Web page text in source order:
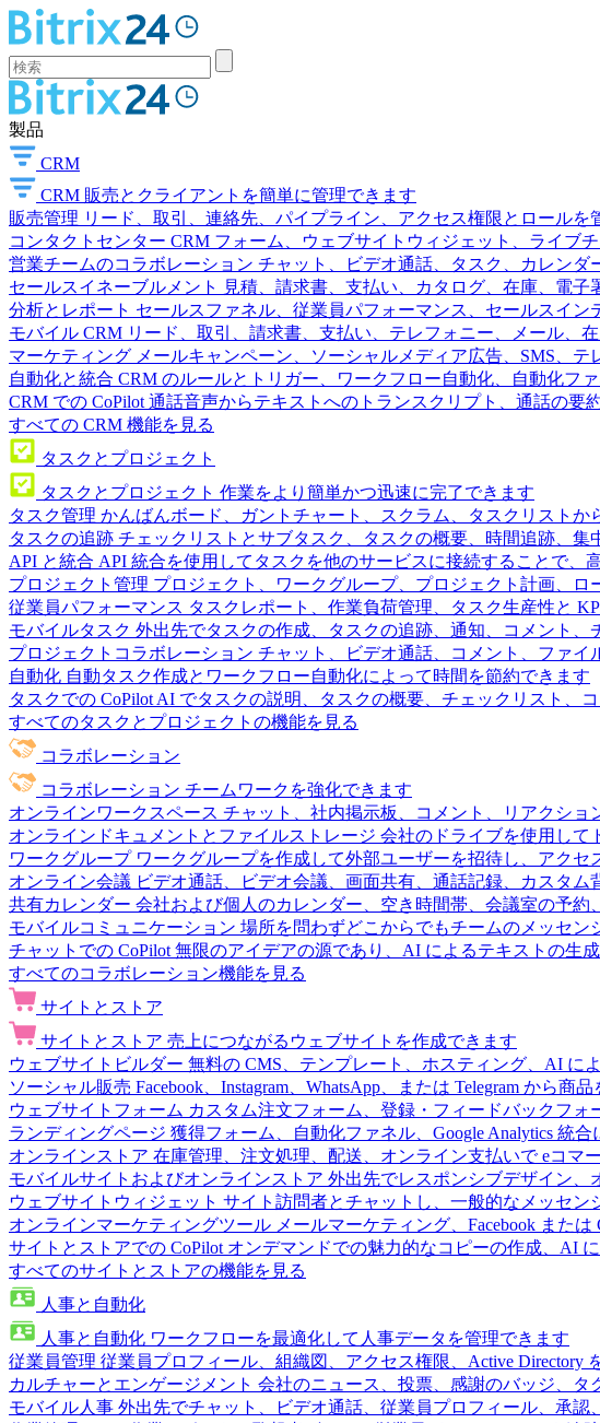
製品
CRM
CRM 販売とクライアントを簡単に管理できます
販売管理 リード、取引、連絡先、パイプライン、アクセス権限とロールを
コンタクトセンター CRM フォーム、ウェブサイトウィジェット、ライブ
営業チームのコラボレーション チャット、ビデオ通話、タスク、カレン
セールスイネーブルメント
見積、請求書、支払い、カタログ、在庫、電子
分析とレポート セールスファネル、従業員パフォーマンス、セールスイ
モバイル CRM リード、取引、請求書、支払い、テレフォニー、メール、
マーケティング メールキャンペーン、ソーシャルメディア広告、SMS、
自動化と統合 CRM のルールとトリガー、ワークフロー自動化、自動化フ
CRM での CoPilot 通話音声からテキストへのトランスクリプト、通話の要
すべての CRM 機能を見る
タスクとプロジェクト
タスクとプロジェクト 作業をより簡単かつ迅速に完了できます
タスク管理 かんばんボード、ガントチャート、スクラム、タスクリストか
タスクの追跡 チェックリストとサブタスク、タスクの概要、時間追跡、集
API と統合 API 統合を使用してタスクを他のサービスに接続することで、
プロジェクト管理 プロジェクト、ワークグループ、プロジェクト計画、ロ
従業員パフォーマンス タスクレポート、作業負荷管理、タスク生産性と
モバイルタスク 外出先でタスクの作成、タスクの追跡、通知、コメント、
プロジェクトコラボレーション チャット、ビデオ通話、コメント、ファ
自動化 自動タスク作成とワークフロー自動化によって時間を節約できます
タスクでの CoPilot AI でタスクの説明、タスクの概要、チェックリスト、
すべてのタスクとプロジェクトの機能を見る
コラボレーション
コラボレーション チームワークを強化できます
オンラインワークスペース チャット、社内掲示板、コメント、リアクシ
オンラインドキュメントとファイルストレージ 会社のドライブを使用して
ワークグループ ワークグループを作成して外部ユーザーを招待し、アク
オンライン会議 ビデオ通話、ビデオ会議、画面共有、通話記録、カスタ
共有カレンダー 会社および個人のカレンダー、空き時間帯、会議室の予
モバイルコミュニケーション 場所を問わずどこからでもチームのメッセ
チャットでの CoPilot 無限のアイデアの源であり、AI によるテキストの生
すべてのコラボレーション機能を見る
サイトとストア
サイトとストア 売上につながるウェブサイトを作成できます
ウェブサイトビルダー 無料の CMS、テンプレート、ホスティング、AI に
ソーシャル販売 Facebook、Instagram、WhatsApp、または Telegram から商
ウェブサイトフォーム カスタム注文フォーム、登録・フィードバックフ
ランディングページ 獲得フォーム、自動化ファネル、Google Analytics 統
オンラインストア 在庫管理、注文処理、配送、オンライン支払いで eコマ
モバイルサイトおよびオンラインストア 外出先でレスポンシブデザイン、
ウェブサイトウィジェット サイト訪問者とチャットし、一般的なメッセ
オンラインマーケティングツール メールマーケティング、Facebook また
サイトとストアでの CoPilot オンデマンドでの魅力的なコピーの作成、AI
すべてのサイトとストアの機能を見る
人事と自動化
人事と自動化 ワークフローを最適化して人事データを管理できます
従業員管理 従業員プロフィール、組織図、アクセス権限、Active Directory
カルチャーとエンゲージメント 会社のニュース、投票、感謝のバッジ、タ
モバイル人事 外出先でチャット、ビデオ通話、従業員プロフィール、承認